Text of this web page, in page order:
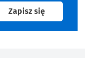
Zapisz sięna